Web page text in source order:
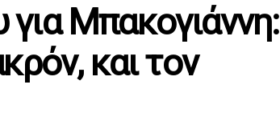
Μπακογιάννη:
και τον